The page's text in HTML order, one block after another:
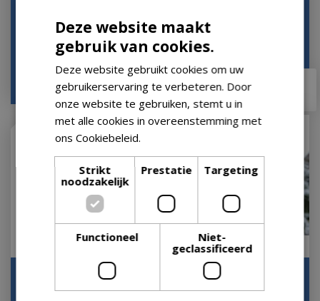
Op voorraad
€13,50
Op voorraad
Nestkast winterkoning
silhouet
Nestkast pimpelmees
Let op: bijna uitverkocht!
Deze website maakt
gebruik van cookies.
Deze website gebruikt cookies om uw
gebruikerservaring te verbeteren. Door
onze website te gebruiken, stemt u in
met alle cookies in overeenstemming met
ons Cookiebeleid.
Strikt
noodzakelijk
Prestatie Targeting
Functioneel
Niet-
geclassificeerd